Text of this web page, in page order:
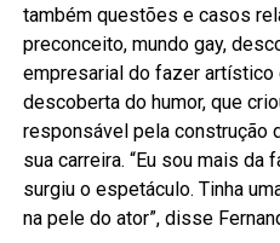
também questões e casos
preconceito, mundo gay,
empresarial do fazer artístico
descoberta do humor, que
responsável pela construção
sua carreira. “Eu sou mais da
surgiu o espetáculo. Tinha
na pele do ator”, disse